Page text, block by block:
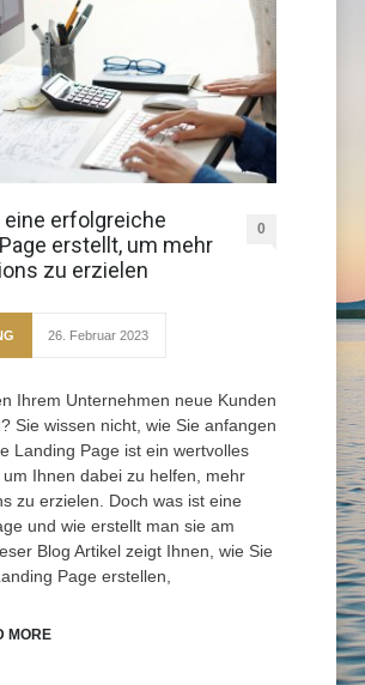
eine erfolgreiche
erstellt, um mehr
zu erzielen
0
26. Februar 2023
Ihrem Unternehmen neue Kunden
Sie wissen nicht, wie Sie anfangen
Landing Page ist ein wertvolles
Ihnen dabei zu helfen, mehr
zu erzielen. Doch was ist eine
und wie erstellt man sie am
Blog Artikel zeigt Ihnen, wie Sie
Page erstellen,
MORE